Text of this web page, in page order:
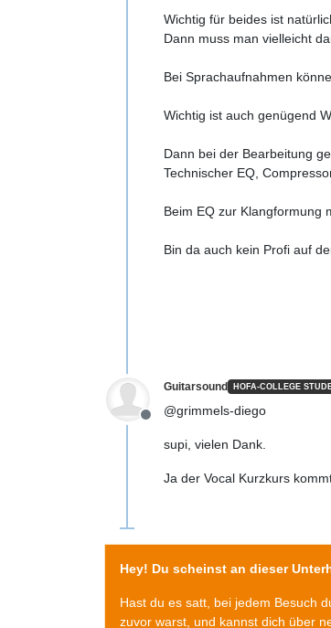
Wichtig für beides ist
Dann muss man vielleicht
Bei Sprachaufnahmen
Wichtig ist auch genügend
Dann bei der Bearbeitung
Technischer EQ,
Beim EQ zur Klangformung
Bin da auch kein Profi auf
Offline
Guitarsound HOFA-COLLEGE
@grimmels-diego
supi, vielen Dank.
Ja der Vocal Kurzkurs
Hey! Du scheinst an dieser
Hast du es satt, bei jedem Besuch
zuvor warst, und kannst dich über